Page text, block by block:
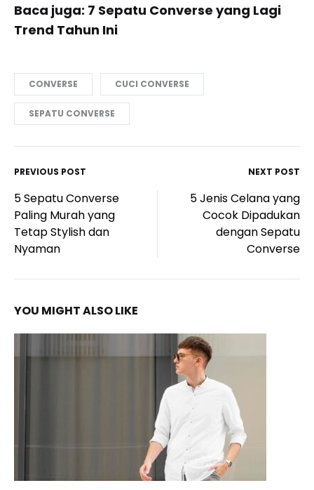
Baca juga: 7 Sepatu Converse yang Lagi
Trend Tahun Ini
CONVERSE CUCI CONVERSE
SEPATU CONVERSE
Post
navigation
PREVIOUS POST NEXT POST
5 Sepatu Converse
Paling Murah yang
Tetap Stylish dan
Nyaman
5 Jenis Celana yang
Cocok Dipadukan
dengan Sepatu
Converse
YOU MIGHT ALSO LIKE